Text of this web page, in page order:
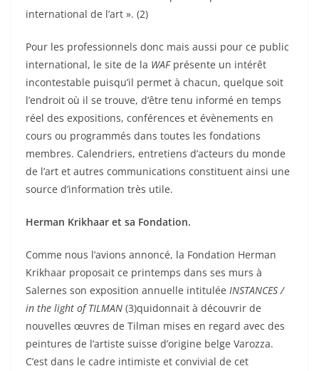
international de l’art ». (2)
Pour les professionnels donc mais aussi pour ce public
international, le site de la WAFprésente un intérêt
incontestable puisqu’il permet à chacun, quelque soit
l’endroit où il se trouve, d’être tenu informé en temps
réel des expositions, conférences et évènements en
cours ou programmés dans toutes les fondations
membres. Calendriers, entretiens d’acteurs du monde
de l’art et autres communications constituent ainsi une
source d’information très utile.
Herman Krikhaar et sa Fondation.
Comme nous l’avions annoncé, la Fondation Herman
Krikhaar proposait ce printemps dans ses murs à
Salernes son exposition annuelle intitulée INSTANCES /
in the light of TILMAN (3)quidonnait à découvrir de
nouvelles œuvres de Tilman mises en regard avec des
peintures de l’artiste suisse d’origine belge Varozza.
C’est dans le cadre intimiste et convivial de cet